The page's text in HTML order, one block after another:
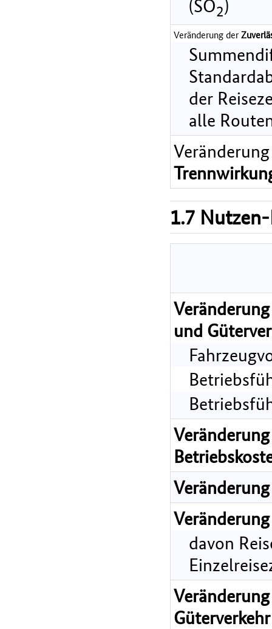
(SO2)
Veränderung der
der
alle
1.7
und
davon
Güterverkehr